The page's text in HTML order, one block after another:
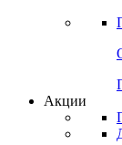
Акции